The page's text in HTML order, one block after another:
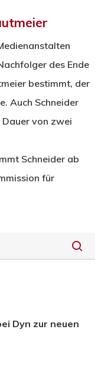
des Ende
bestimmt, der
Auch Schneider
von zwei
Schneider ab
für
Dyn zur neuen